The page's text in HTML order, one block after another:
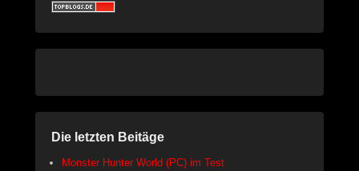
Die letzten Beitäge
Monster Hunter World (PC) im Test